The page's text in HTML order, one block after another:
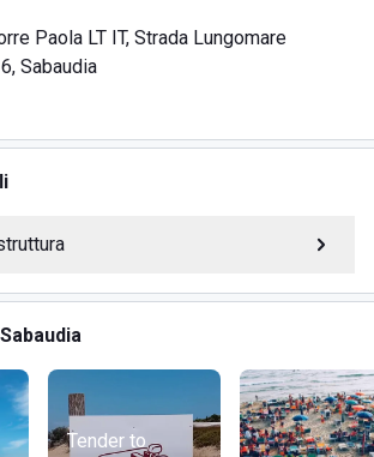
tennis
per yoga e pilates
e soccorso bagnanti
Paola LT IT, Strada Lungomare
Sabaudia
Tender to